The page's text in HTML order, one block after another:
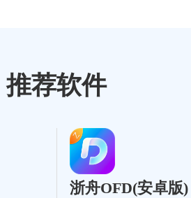
推荐软件
浙舟OFD(安卓版)